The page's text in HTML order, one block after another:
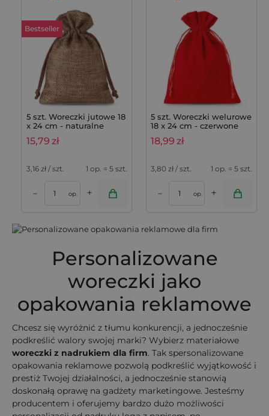
Bestseller
5 szt. Woreczki jutowe 18
x 24 cm - naturalne
15,79 zł
3,16 zł / szt. 1 op. = 5 szt.
– op. +
5 szt. Woreczki welurowe
18 x 24 cm - czerwone
18,99 zł
3,80 zł / szt. 1 op. = 5 szt.
– op. +
Personalizowane
woreczki jako
opakowania reklamowe
Chcesz się wyróżnić z tłumu konkurencji, a jednocześnie
podkreślić walory swojej marki? Wybierz materiałowe
woreczki z nadrukiem dla firm. Tak spersonalizowane
opakowania reklamowe pozwolą podkreślić wyjątkowość i
prestiż Twojej działalności, a jednocześnie stanowią
doskonałą oprawę na gadżety marketingowe. Jesteśmy
producentem i oferujemy bardzo dużo możliwości